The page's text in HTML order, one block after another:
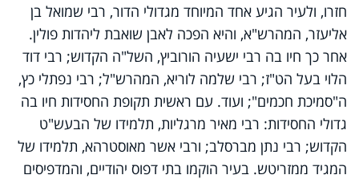
חזרו, ולעיר הגיע אחד המיוחד מגדולי הדור, רבי שמואל בן
אליעזר, המהרש"א, והיא הפכה לאבן שואבת ליהדות פולין.
אחר כך חיו בה רבי ישעיה הורוביץ, השל"ה הקדוש; רבי דוד
הלוי בעל הט"ז; רבי שלמה לוריא, המהרש"ל; רבי נפתלי כץ,
ה"סמיכת חכמים"; ועוד. עם ראשית תקופת החסידות חיו בה
גדולי החסידות: רבי מאיר מרגליות, תלמידו של הבעש"ט
הקדוש; רבי נתן מברסלב; ורבי אשר מאוסטרהא, תלמידו של
המגיד ממזריטש. בעיר הוקמו בתי דפוס יהודיים, והמדפיסים